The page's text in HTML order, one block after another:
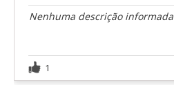
Nenhuma descrição informada
1